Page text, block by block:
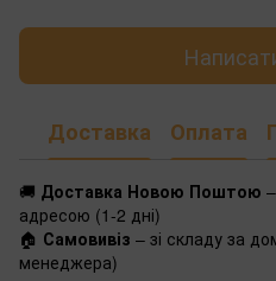
Доставка Оплата
🚚 Доставка Новою Поштою
адресою (1-2 дні)
🏠 Самовивіз – зі складу за
менеджера)